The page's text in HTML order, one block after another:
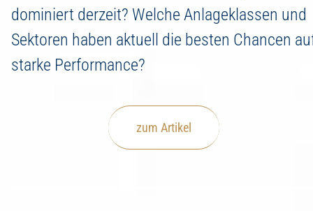
dominiert derzeit? Welche Anlageklassen und
Sektoren haben aktuell die besten Chancen
starke Performance?
zum Artikel